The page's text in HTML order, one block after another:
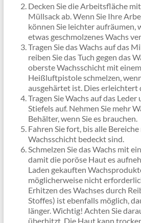
Decken Sie die Arbeitsfläche
Müllsack ab. Wenn Sie Ihre
können Sie leichter aufräumen,
etwas geschmolzenes Wachs
Tragen Sie das Wachs auf das
reiben Sie das Tuch gegen das
oberste Wachsschicht mit
Heißluftpistole schmelzen,
ausgehärtet ist. Dies erleichtert
Tragen Sie Wachs auf das
Stiefels auf. Nehmen Sie mehr
Behälter, wenn Sie es brauchen.
Fahren Sie fort, bis alle
Wachsschicht bedeckt sind.
Schmelzen Sie das Wachs mit
damit die poröse Haut es
Laden gekauften
möglicherweise nicht
Erhitzen des Wachses durch
Stoffes) ist ebenfalls möglich,
länger. Wichtig! Achten Sie
überhitzt. Die Haut kann